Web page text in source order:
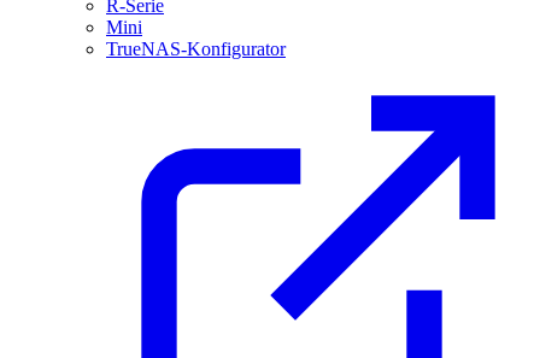
R-Serie
Mini
TrueNAS-Konfigurator